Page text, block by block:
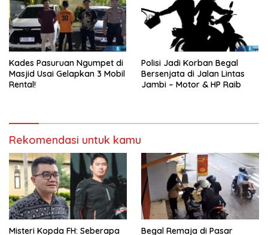
Kades Pasuruan Ngumpet di
Masjid Usai Gelapkan 3 Mobil
Rental!
Polisi Jadi Korban Begal
Bersenjata di Jalan Lintas
Jambi – Motor & HP Raib
Rekomendasi untuk kamu
Misteri Kopda FH: Seberapa
Begal Remaja di Pasar